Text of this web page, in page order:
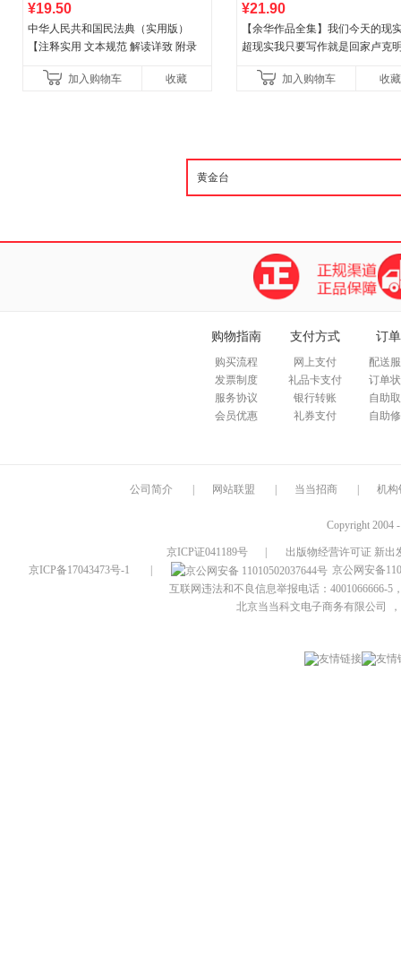
¥19.50
中华人民共和国民法典（实用版）
【注释实用 文本规范 解读详致 附录
加入购物车
收藏
¥21.90
【余华作品全集】我们今天的现
超现实我只要写作就是回家卢克
者余华写作课文学课山谷微
加入购物车 收藏
购物指南
购买流程
发票制度
服务协议
会员优惠
支付方式
网上支付
礼品卡支付
银行转账
礼券支付
订
配送
订单
自助
自助
公司简介 网站联盟 当当招商 机构
Copyright 2004
京ICP证041189号
出版物经营许可证 新出
京ICP备17043473号-1
京公网安备
互联网违法和不良信息举报电话：4001066666-5
北京当当科文电子商务有限公司